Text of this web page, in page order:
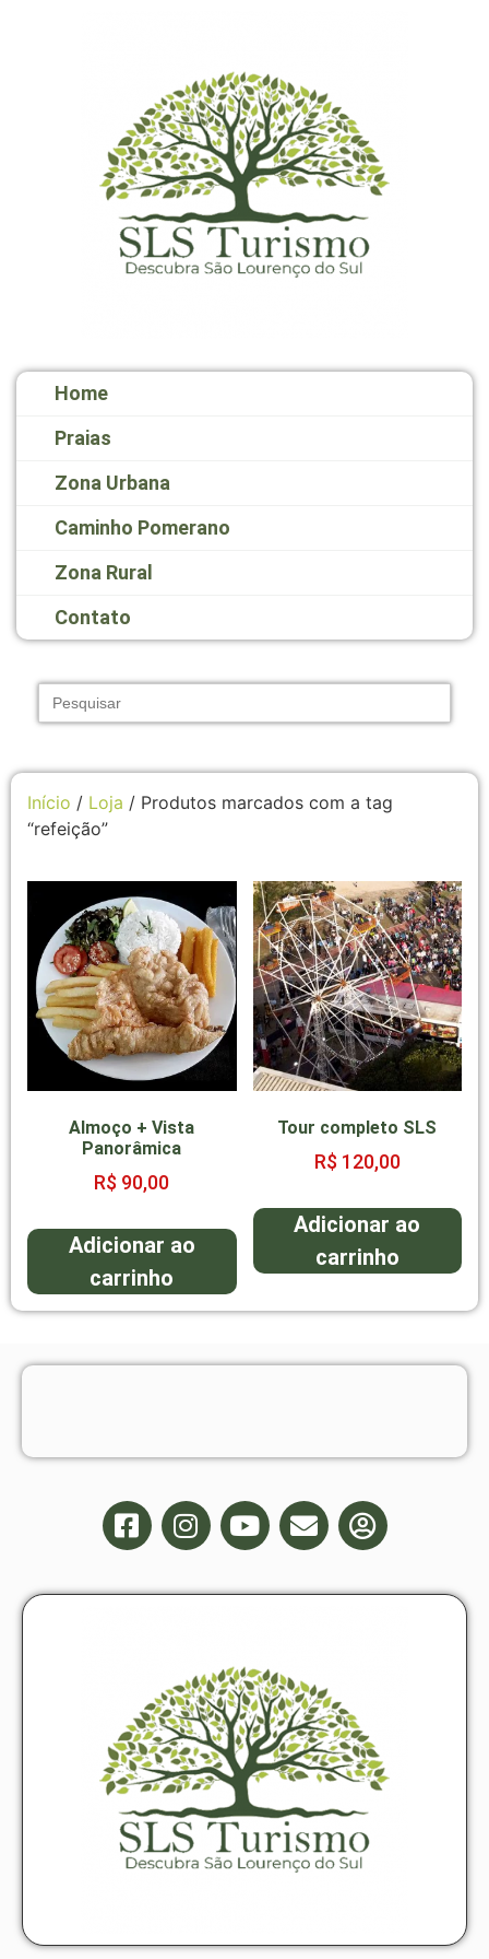
Home
Praias
Zona Urbana
Caminho Pomerano
Zona Rural
Contato
Search
for:
Início / Loja / Produtos marcados com a tag
“refeição”
Almoço + Vista
Panorâmica
R$ 90,00
Adicionar ao
carrinho
Tour completo SLS
R$ 120,00
Adicionar ao
carrinho